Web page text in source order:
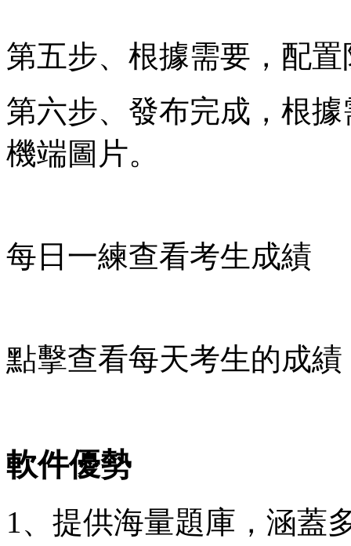
第五步、根據需要，配
第六步、發布完成，根
機端圖片。
每日一練查看考生成績
點擊查看每天考生的成績
軟件優勢
1、提供海量題庫，涵蓋